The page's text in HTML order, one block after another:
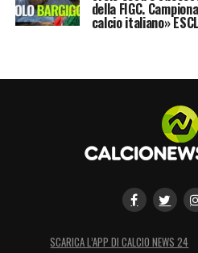
della FIGC.
calcio italiano»
SCARICA L’APP DI CALCIO NEWS 24